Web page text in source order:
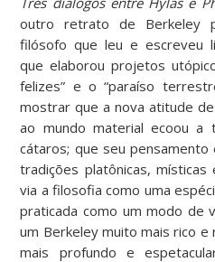
outro retrato de Berkeley
filósofo que leu e escreveu
que elaborou projetos
felizes” e o “paraíso
mostrar que a nova atitude
ao mundo material ecoou a
cátaros; que seu pensamento
tradições platônicas,
via a filosofia como uma
praticada como um modo de
um Berkeley muito mais rico e
mais profundo e